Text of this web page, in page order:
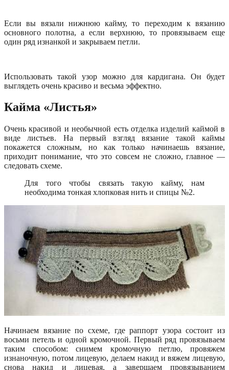
Если вы вязали нижнюю кайму, то переходим к вязанию
основного полотна, а если верхнюю, то провязываем еще
один ряд изнанкой и закрываем петли.
Использовать такой узор можно для кардигана. Он будет
выглядеть очень красиво и весьма эффектно.
Кайма «Листья»
Очень красивой и необычной есть отделка изделий каймой в
виде листьев. На первый взгляд вязание такой каймы
покажется сложным, но как только начинаешь вязание,
приходит понимание, что это совсем не сложно, главное —
следовать схеме.
Для того чтобы связать такую кайму, нам
необходима тонкая хлопковая нить и спицы №2.
Начинаем вязание по схеме, где раппорт узора состоит из
восьми петель и одной кромочной. Первый ряд провязываем
таким способом: снимем кромочную петлю, провяжем
изнаночную, потом лицевую, делаем накид и вяжем лицевую,
снова накид и лицевая, а завершаем провязыванием